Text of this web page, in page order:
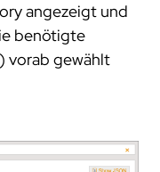
angezeigt und
benötigte
vorab gewählt